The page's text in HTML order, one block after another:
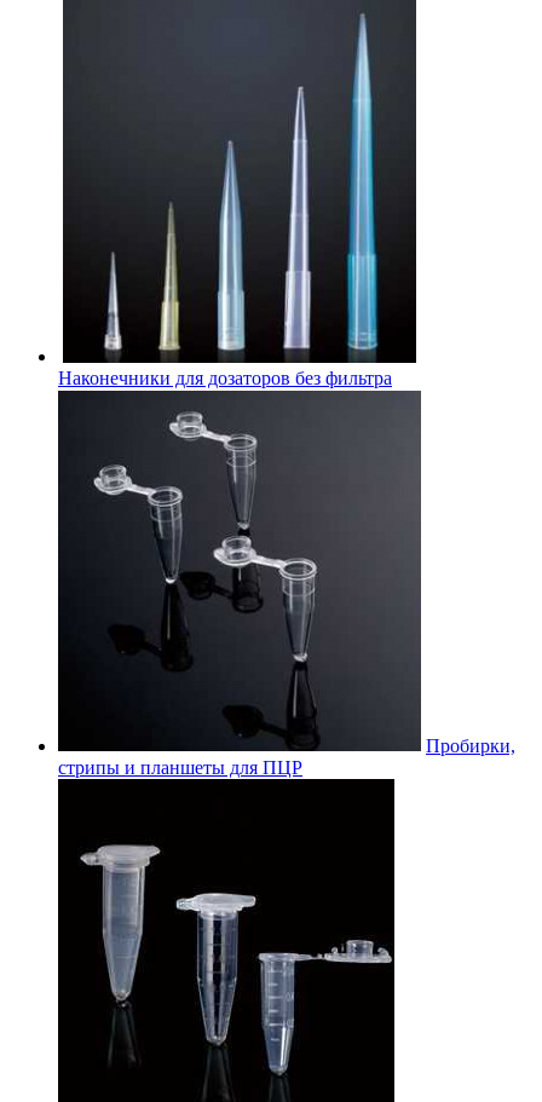
Наконечники для дозаторов без фильтра
Пробирки,
стрипы и планшеты для ПЦР